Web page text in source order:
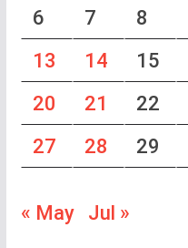
6
7 8
13
14 15
20
21 22
27
28 29
« May Jul »